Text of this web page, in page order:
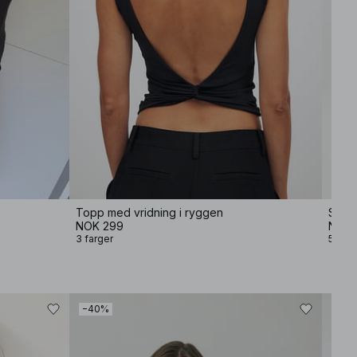
Topp med vridning i ryggen
NOK 299
3 farger
Soft
NOK
5
−40%